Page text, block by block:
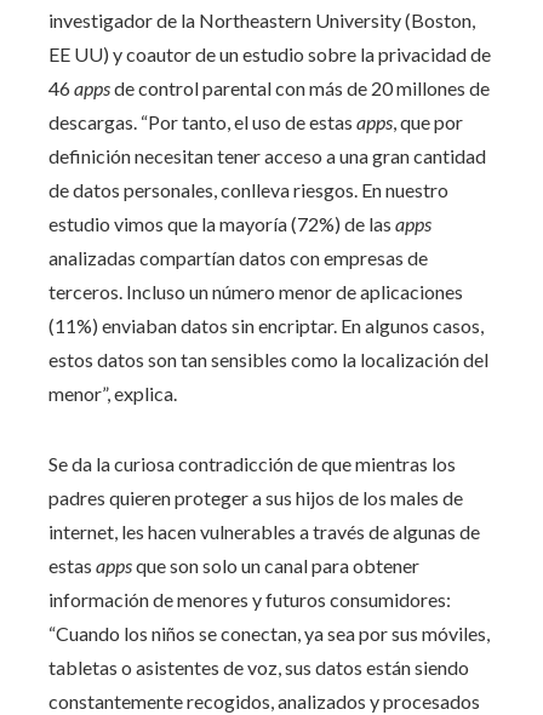
investigador de la Northeastern University (Boston,
EE UU) y coautor de un estudio sobre la privacidad de
46appsde control parental con más de 20 millones de
descargas. “Por tanto, el uso de estas apps, que por
definición necesitan tener acceso a una gran cantidad
de datos personales, conlleva riesgos. En nuestro
estudio vimos que la mayoría (72%) de las apps
analizadas compartían datos con empresas de
terceros. Incluso un número menor de aplicaciones
(11%) enviaban datos sin encriptar. En algunos casos,
estos datos son tan sensibles como la localización del
menor”, explica.
Se da la curiosa contradicción de que mientras los
padres quieren proteger a sus hijos de los males de
internet, les hacen vulnerables a través de algunas de
estas appsque son solo un canal para obtener
información de menores y futuros consumidores:
“Cuando los niños se conectan, ya sea por sus móviles,
tabletas o asistentes de voz, sus datos están siendo
constantemente recogidos, analizados y procesados